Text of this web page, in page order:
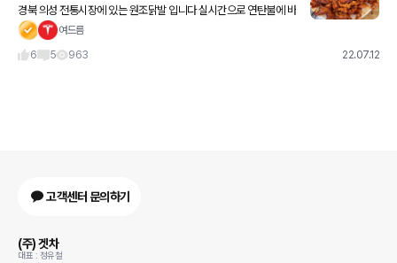
경북 의성 전통시장에 있는 원조닭발 입니다 실시간으로 연탄불에 바
로 구운 닭발에 묵밥과 함께 먹으면 닭발의 매운맛도 해소해가며 맛
여드름
6
5 963 22.07.12
고객센터 문의하기
(주) 겟차
대표 : 정유철